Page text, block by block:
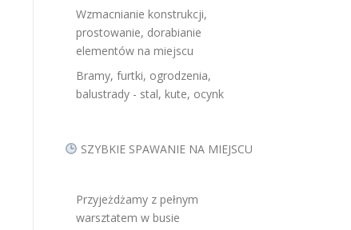
Wzmacnianie konstrukcji,
prostowanie, dorabianie
elementów na miejscu
Bramy, furtki, ogrodzenia,
balustrady - stal, kute, ocynk
SZYBKIE SPAWANIE NA MIEJSCU
Przyjeżdżamy z pełnym
warsztatem w busie